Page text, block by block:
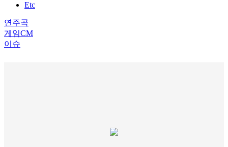
Etc
연주곡
게임CM
이슈